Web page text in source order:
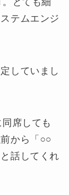
テムエンジ
していまし
席しても
から「○○
話してくれ